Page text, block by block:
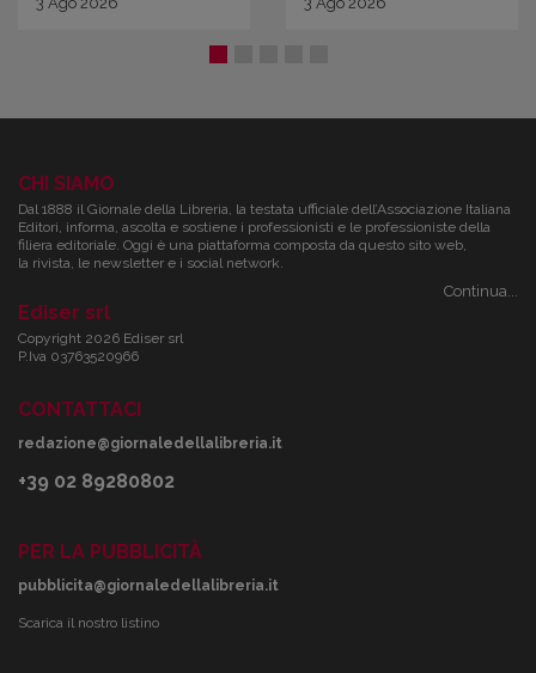
CHI SIAMO
Dal 1888 il Giornale della Libreria, la testata ufficiale dell’Associazione Italiana
Editori, informa, ascolta e sostiene i professionisti e le professioniste della
filiera editoriale. Oggi è una piattaforma composta da questo sito web,
la rivista, le newsletter e i social network.
Continua...
Ediser srl
Copyright 2026 Ediser srl
P.Iva 03763520966
CONTATTACI
redazione@giornaledellalibreria.it
+39 02 89280802
PER LA PUBBLICITÀ
pubblicita@giornaledellalibreria.it
Scarica il nostro listino